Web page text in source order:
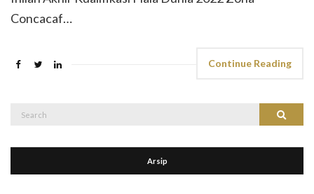
Concacaf…
Continue Reading
Search
Arsip